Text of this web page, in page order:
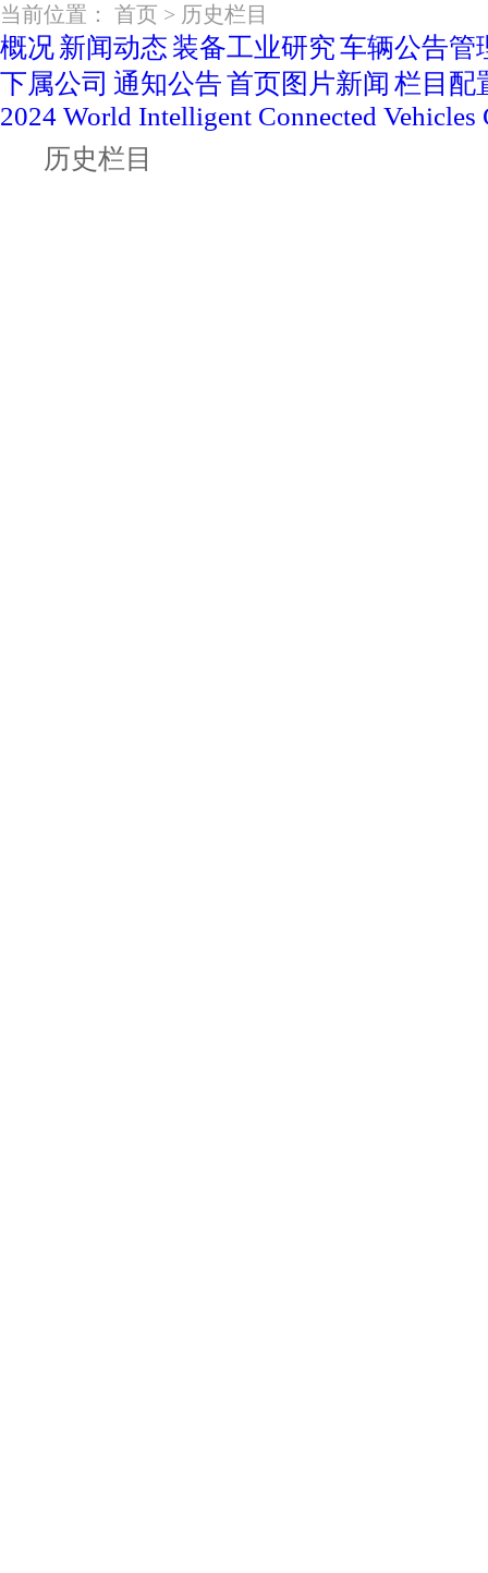
当前位置： 首页 > 历史栏目
概况新闻动态 装备工业研究车辆公告管
下属公司 通知公告首页图片新闻 栏目配
2024 World Intelligent Connected
历史栏目